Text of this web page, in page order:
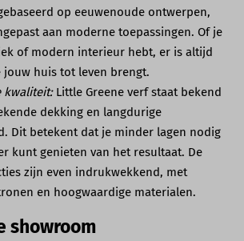
op eeuwenoude ontwerpen,
aan moderne toepassingen. Of je
of modern interieur hebt, er is altijd
jouw huis tot leven brengt.
kwaliteit:Little Greene verf staat bekend
dekking en langdurige
Dit betekent dat je minder lagen nodig
kunt genieten van het resultaat. De
zijn even indrukwekkend, met
en hoogwaardige materialen.
showroom